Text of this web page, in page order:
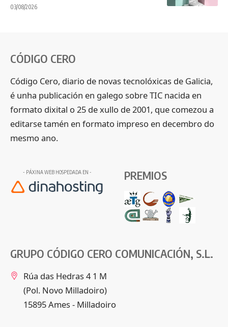
03/08/2026
CÓDIGO CERO
Código Cero, diario de novas tecnolóxicas de Galicia,
é unha publicación en galego sobre TIC nacida en
formato dixital o 25 de xullo de 2001, que comezou a
editarse tamén en formato impreso en decembro do
mesmo ano.
- PÁXINA WEB HOSPEDADA EN - PREMIOS
GRUPO CÓDIGO CERO COMUNICACIÓN, S.L.
Rúa das Hedras 4 1 M
(Pol. Novo Milladoiro)
15895 Ames - Milladoiro